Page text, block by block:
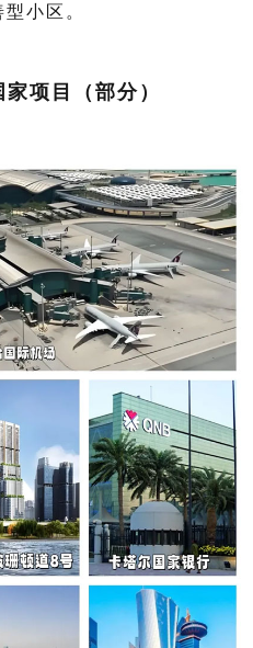
小区。
项目（部分）